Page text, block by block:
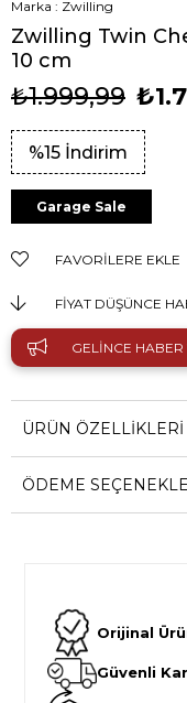
Marka : Zwilling
Zwilling Twin
10 cm
%15 İndirim
₺1.999,99
Garage Sale
FAVORILERE EKLE
FIYAT DÜŞÜNCE
GELINCE HABER
ÜRÜN ÖZELLIKLERI
ÖDEME
Orijinal
Güvenli